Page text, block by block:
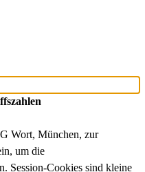
Wort, München, zur
um die
Session-Cookies sind kleine